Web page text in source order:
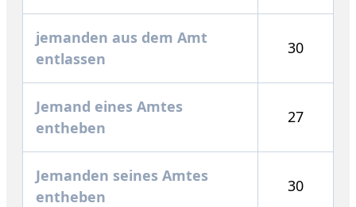
jemanden aus dem Amt
entlassen
30
Jemand eines Amtes
entheben
27
Jemanden seines Amtes
entheben
30